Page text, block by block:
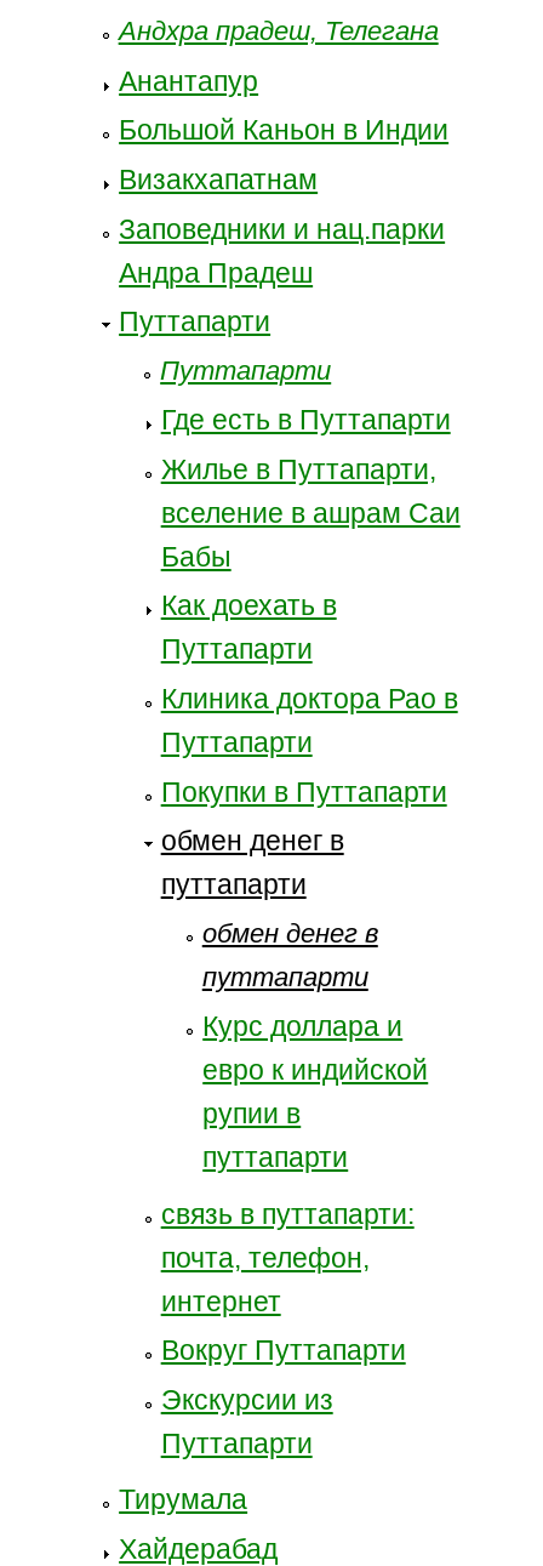
Андхра прадеш, Телегана
Анантапур
Большой Каньон в Индии
Визакхапатнам
Заповедники и нац.парки
Андра Прадеш
Путтапарти
Путтапарти
Где есть в Путтапарти
Жилье в Путтапарти,
вселение в ашрам Саи
Бабы
Как доехать в
Путтапарти
Клиника доктора Рао в
Путтапарти
Покупки в Путтапарти
обмен денег в
путтапарти
обмен денег в
путтапарти
Курс доллара и
евро к индийской
рупии в
путтапарти
связь в путтапарти:
почта, телефон,
интернет
Вокруг Путтапарти
Экскурсии из
Путтапарти
Тирумала
Хайдерабад